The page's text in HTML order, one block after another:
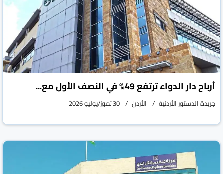
أرباح دار الدواء ترتفع 49% في النصف الأول مع...
جريدة الدستور الأردنية الأردن 30 تموز/يوليو 2026